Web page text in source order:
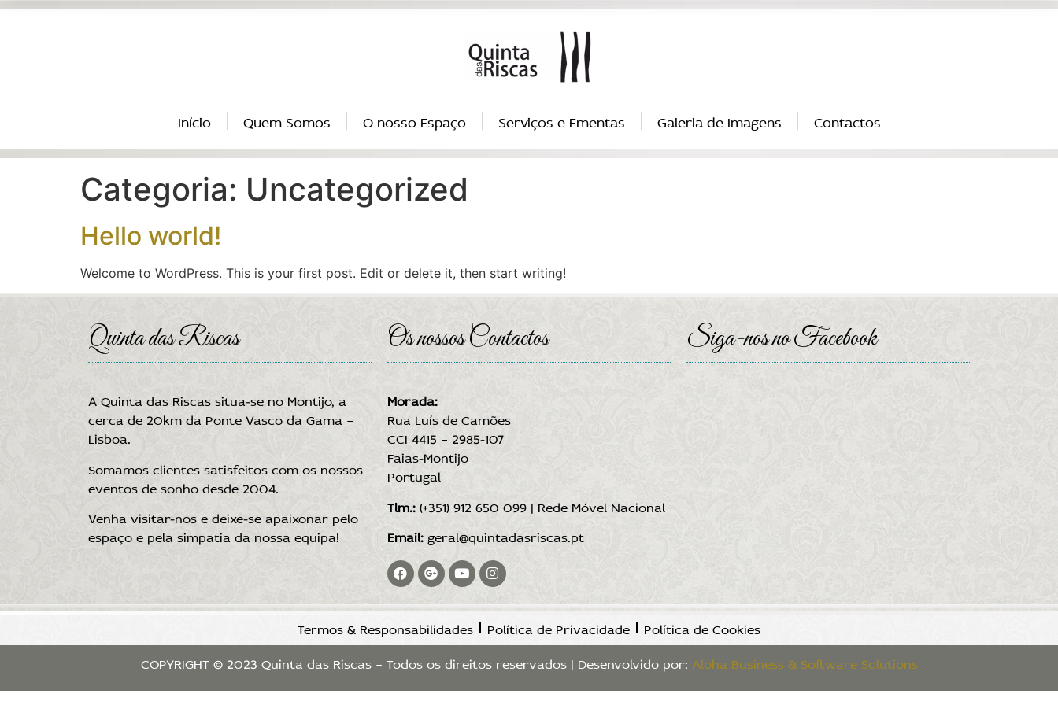
Início Quem Somos O nosso Espaço Serviços e Ementas Galeria de Imagens Contactos
Categoria: Uncategorized
Hello world!
Welcome to WordPress. This is your first post. Edit or delete it, then start writing!
Quinta das Riscas
A Quinta das Riscas situa-se no Montijo, a
cerca de 20km da Ponte Vasco da Gama –
Lisboa.
Somamos clientes satisfeitos com os nossos
eventos de sonho desde 2004.
Venha visitar-nos e deixe-se apaixonar pelo
espaço e pela simpatia da nossa equipa!
Os nossos Contactos
Morada:
Rua Luís de Camões
CCI 4415 – 2985-107
Faias-Montijo
Portugal
Tlm.:(+351) 912 650 099 | Rede Móvel Nacional
Email:geral@quintadasriscas.pt
Siga-nos no Facebook
Termos & Responsabilidades Política de Privacidade
Política de Cookies
COPYRIGHT © 2023 Quinta das Riscas – Todos os direitos reservados | Desenvolvido por: Aloha Business & Software Solutions